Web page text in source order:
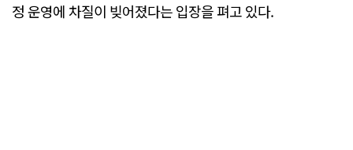
정 운영에 차질이 빚어졌다는 입장을 펴고 있다.